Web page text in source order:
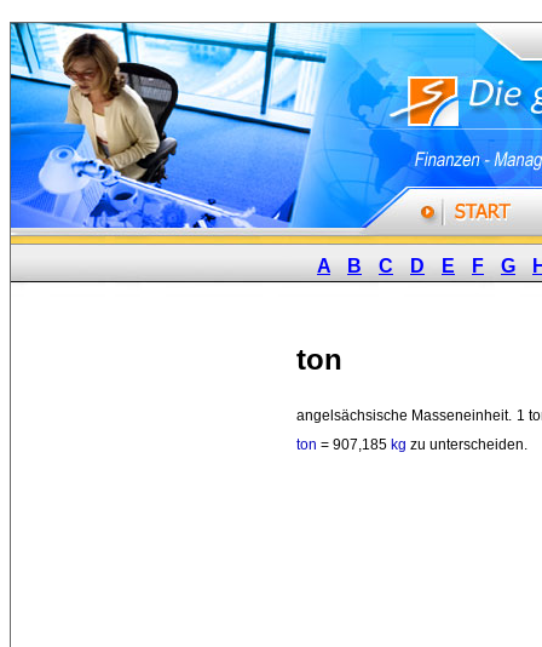
A B C D E F G
ton
angelsächsische Masseneinheit. 1
ton = 907,185 kg zu unterscheiden.